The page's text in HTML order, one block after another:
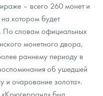
– всего 260 монет и
котором будет
По словам официальных
монетного двора,
раннему периоду в
об ушедшей
и очарование золота».